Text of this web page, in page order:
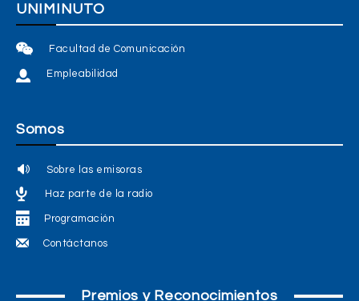
UNIMINUTO
Facultad de Comunicación
Empleabilidad
Somos
Sobre las emisoras
Haz parte de la radio
Programación
Contáctanos
Premios y Reconocimientos